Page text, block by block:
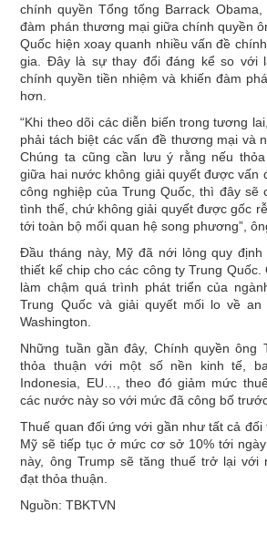
chính quyền Tổng tống Barrack
đàm phán thương mại giữa chính quyền
Quốc hiện xoay quanh nhiều vấn đề
gia. Đây là sự thay đổi đáng kể so với
chính quyền tiền nhiệm và khiến đàm
hơn.
“Khi theo dõi các diễn biến trong tương
phải tách biệt các vấn đề thương mại và
Chúng ta cũng cần lưu ý rằng nếu
giữa hai nước không giải quyết được vấn
công nghiệp của Trung Quốc, thì đây sẽ
tình thế, chứ không giải quyết được gốc
tới toàn bộ mối quan hệ song phương”,
Đầu tháng này, Mỹ đã nới lỏng quy định
thiết kế chip cho các công ty Trung Quốc.
làm chậm quá trình phát triển của
Trung Quốc và giải quyết mối lo về an
Washington.
Những tuần gần đây, Chính quyền ông
thỏa thuận với một số nền kinh tế,
Indonesia, EU…, theo đó giảm mức
các nước này so với mức đã công bố
Thuế quan đối ứng với gần như tất cả đối
Mỹ sẽ tiếp tục ở mức cơ sở 10% tới
này, ông Trump sẽ tăng thuế trở lại với
đạt thỏa thuận.
Nguồn: TBKTVN